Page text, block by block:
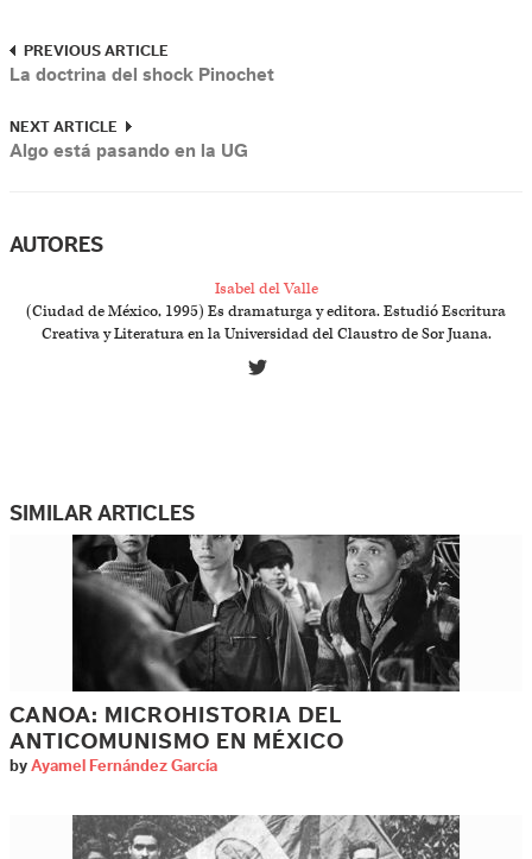
PREVIOUS ARTICLE
La doctrina del shock Pinochet
NEXT ARTICLE
Algo está pasando en la UG
AUTORES
Isabel del Valle
(Ciudad de México, 1995) Es dramaturga y editora. Estudió Escritura
Creativa y Literatura en la Universidad del Claustro de Sor Juana.
SIMILAR ARTICLES
CANOA: MICROHISTORIA DEL
ANTICOMUNISMO EN MÉXICO
by Ayamel Fernández García